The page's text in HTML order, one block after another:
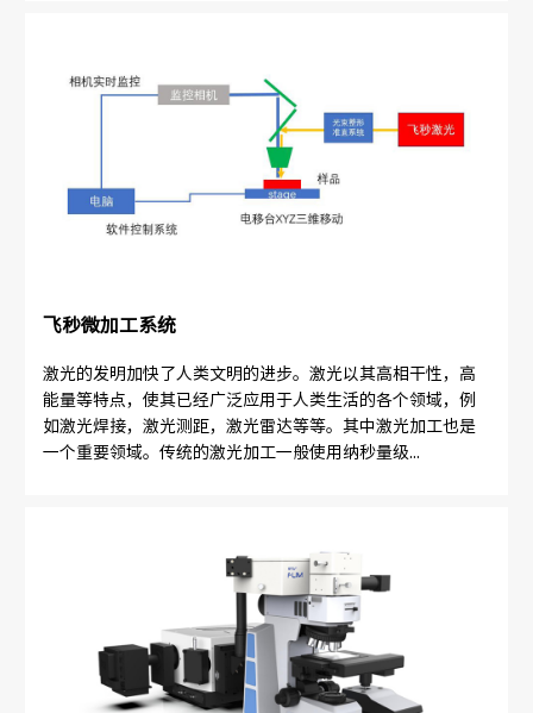
飞秒微加工系统
激光的发明加快了人类文明的进步。激光以其高相干性，高
能量等特点，使其已经广泛应用于人类生活的各个领域，例
如激光焊接，激光测距，激光雷达等等。其中激光加工也是
一个重要领域。传统的激光加工一般使用纳秒量级...